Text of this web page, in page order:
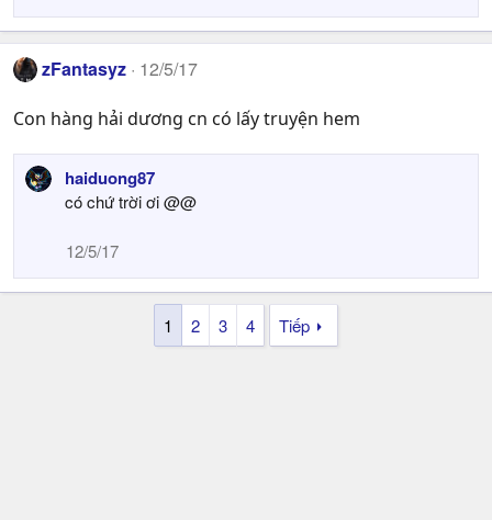
zFantasyz 12/5/17
Con hàng hải dương cn có lấy truyện hem
haiduong87
có chứ trời ơi @@
12/5/17
1 2 3 4 Tiếp